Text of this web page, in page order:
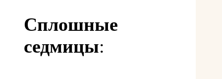
Сплошные
седмицы: